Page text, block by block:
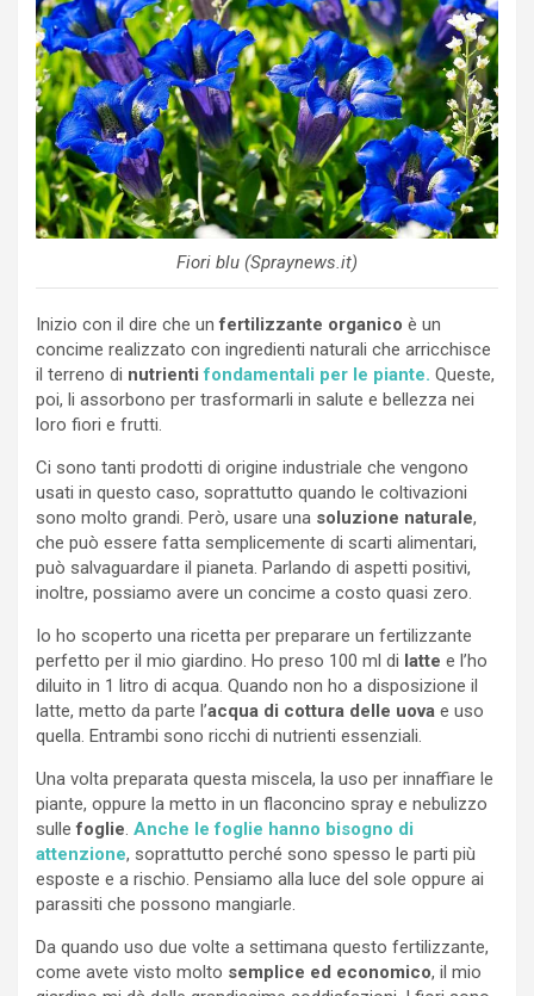
Fiori blu (Spraynews.it)
Inizio con il dire che unfertilizzante organico è un
concime realizzato con ingredienti naturali che arricchisce
il terreno di nutrientifondamentali per le piante. Queste,
poi, li assorbono per trasformarli in salute e bellezza nei
loro fiori e frutti.
Ci sono tanti prodotti di origine industriale che vengono
usati in questo caso, soprattutto quando le coltivazioni
sono molto grandi. Però, usare una soluzione naturale,
che può essere fatta semplicemente di scarti alimentari,
può salvaguardare il pianeta. Parlando di aspetti positivi,
inoltre, possiamo avere un concime a costo quasi zero.
Io ho scoperto una ricetta per preparare un fertilizzante
perfetto per il mio giardino. Ho preso 100 ml di latte e l’ho
diluito in 1 litro di acqua. Quando non ho a disposizione il
latte, metto da parte l’acqua di cottura delle uova e uso
quella. Entrambi sono ricchi di nutrienti essenziali.
Una volta preparata questa miscela, la uso per innaffiare le
piante, oppure la metto in un flaconcino spray e nebulizzo
sullefoglie. Anche le foglie hanno bisogno di
attenzione, soprattutto perché sono spesso le parti più
esposte e a rischio. Pensiamo alla luce del sole oppure ai
parassiti che possono mangiarle.
Da quando uso due volte a settimana questo fertilizzante,
come avete visto molto semplice ed economico, il mio